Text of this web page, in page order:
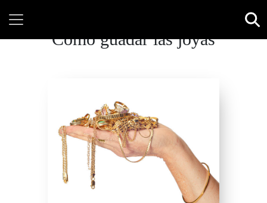
Cómo guadar las joyas